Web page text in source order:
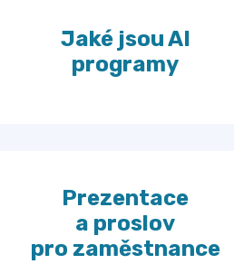
Jaké jsou AI
programy
Prezentace
a proslov
pro zaměstnance